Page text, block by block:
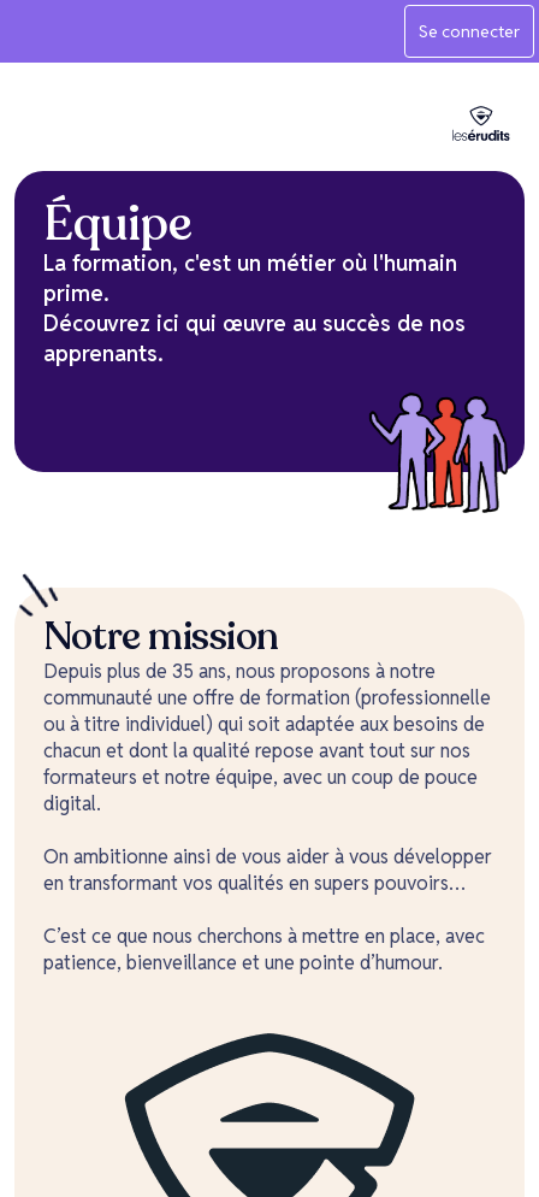
Se connecter
Équipe
La formation, c'est un métier où l'humain
prime.
Découvrez ici qui œuvre au succès de nos
apprenants.
Notre mission
Depuis plus de 35 ans, nous proposons à notre
communauté une offre de formation (professionnelle
ou à titre individuel) qui soit adaptée aux besoins de
chacun et dont la qualité repose avant tout sur nos
formateurs et notre équipe, avec un coup de pouce
digital.
On ambitionne ainsi de vous aider à vous développer
en transformant vos qualités en supers pouvoirs…
C’est ce que nous cherchons à mettre en place, avec
patience, bienveillance et une pointe d’humour.